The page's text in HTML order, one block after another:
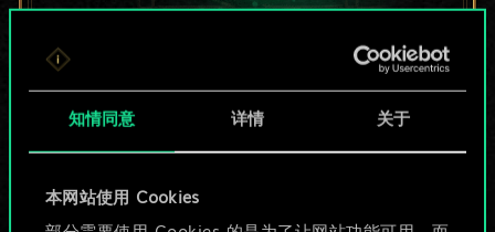
知情同意 详情 关于
本网站使用 Cookies
目前只是分享了一套
牌，但能做的不止这